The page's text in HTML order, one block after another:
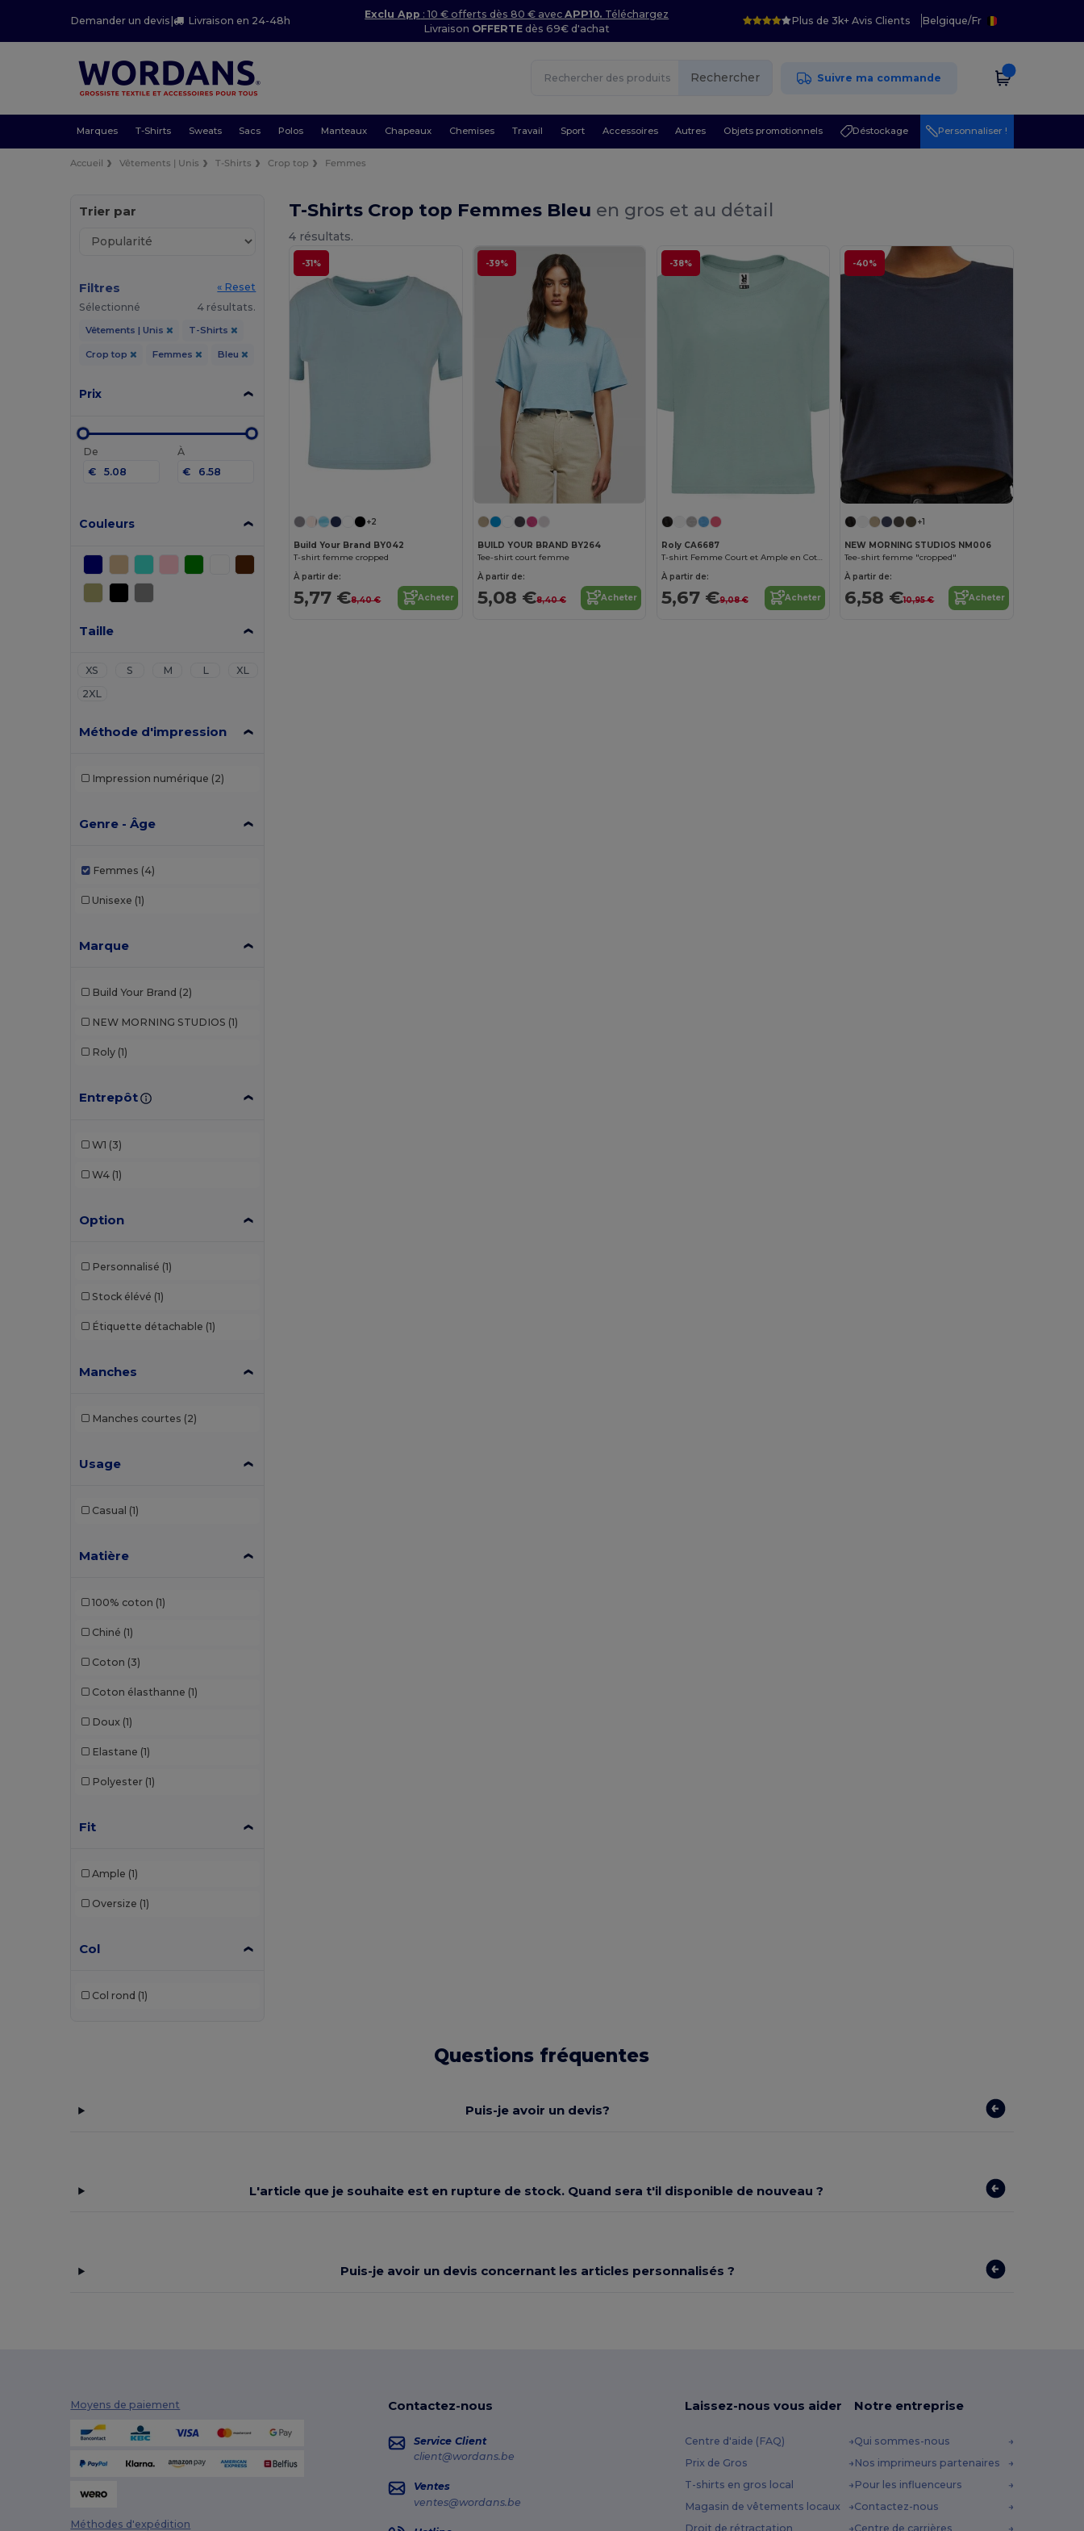
Demander un devis | Livraison en 24-48h
Exclu App : 10 € offerts dès 80 € avecAPP10. Téléchargez
Livraison OFFERTE dès 69€ d'achat
Plus de 3k+ Avis Clients Belgique/Fr
Rechercher Suivre ma commande
Marques T-Shirts Sweats Sacs Polos Manteaux Chapeaux Chemises Travail Sport Accessoires Autres Objets promotionnels Déstockage Personnaliser !
Accueil Vêtements | Unis T-Shirts Crop top Femmes
Trier par
Filtres
« Reset
Sélectionné
4 résultats.
Vêtements | Unis T-Shirts
Crop top Femmes Bleu
Prix
De
€
À
€
Couleurs
Taille
XS S M L
XL
2XL
Méthode d'impression
Impression numérique (2)
Genre - Âge
Femmes (4)
Unisexe (1)
Marque
Build Your Brand (2)
NEW MORNING STUDIOS (1)
Roly (1)
Entrepôt
W1 (3)
W4 (1)
Option
Personnalisé (1)
Stock élévé (1)
Étiquette détachable (1)
Manches
Manches courtes (2)
Usage
Casual (1)
Matière
100% coton (1)
Chiné (1)
Coton (3)
Coton élasthanne (1)
Doux (1)
Elastane (1)
Polyester (1)
Fit
Ample (1)
Oversize (1)
Col
Col rond (1)
T-Shirts Crop top Femmes Bleu en gros et au détail
4 résultats.
-31%
+2
Build Your Brand BY042
T-shirt femme cropped
À partir de:
5,77 €8,40 € Acheter
-39%
BUILD YOUR BRAND BY264
Tee-shirt court femme
À partir de:
5,08 €8,40 € Acheter
-38%
Roly CA6687
T-shirt Femme Court et Ample en Coton de Qualité
À partir de:
5,67 €9,08 € Acheter
-40%
+1
NEW MORNING STUDIOS NM006
Tee-shirt femme "cropped"
À partir de:
6,58 €10,95 € Acheter
Questions fréquentes
Puis-je avoir un devis?
L'article que je souhaite est en rupture de stock. Quand sera t'il disponible de nouveau ?
Puis-je avoir un devis concernant les articles personnalisés ?
Moyens de paiement
Méthodes d'expédition
Contactez-nous
Service Client
client@wordans.be
Ventes
ventes@wordans.be
Laissez-nous vous aider
Centre d'aide (FAQ)
Prix de Gros
T-shirts en gros local
Magasin de vêtements locaux
Droit de rétractation
Notre entreprise
Qui sommes-nous
Nos imprimeurs partenaires
Pour les influenceurs
Contactez-nous
Centre de carrières